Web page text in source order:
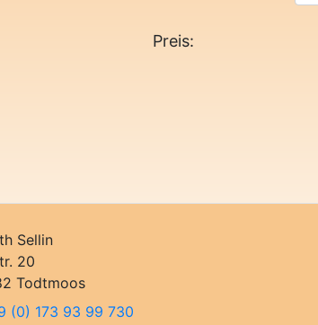
Preis:
Sellin
20
Todtmoos
(0) 173 93 99 730